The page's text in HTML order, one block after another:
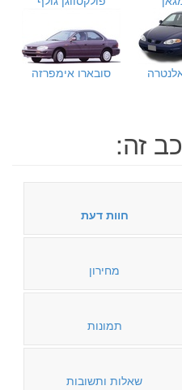
סובארו אימפרזה
זה:
חוות דעת
מחירון
תמונות
שאלות ותשובות